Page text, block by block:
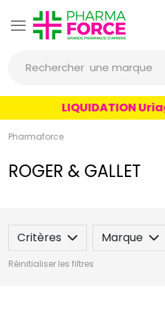
Rechercher une marque
un conseil
un produit
LIQUIDATION
Pharmaforce
ROGER & GALLET
Critères Marque
Réinitialiser les filtres